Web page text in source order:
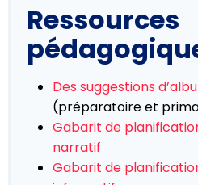
Ressources
Des suggestions
(préparatoire et
Gabarit de
narratif
Gabarit de